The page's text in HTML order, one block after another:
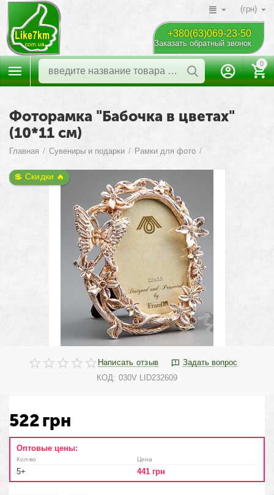
(грн)
+380(63)069-23-50
Заказать обратный звонок
0
Фоторамка "Бабочка в цветах"
(10*11 см)
Главная / Сувениры и подарки / Рамки для фото /
💲 Скидки 🔥
Написать отзыв
Задать вопрос
КОД: 030V LID232609
522грн
Оптовые цены:
Кол-во
5+
Цена
441 грн